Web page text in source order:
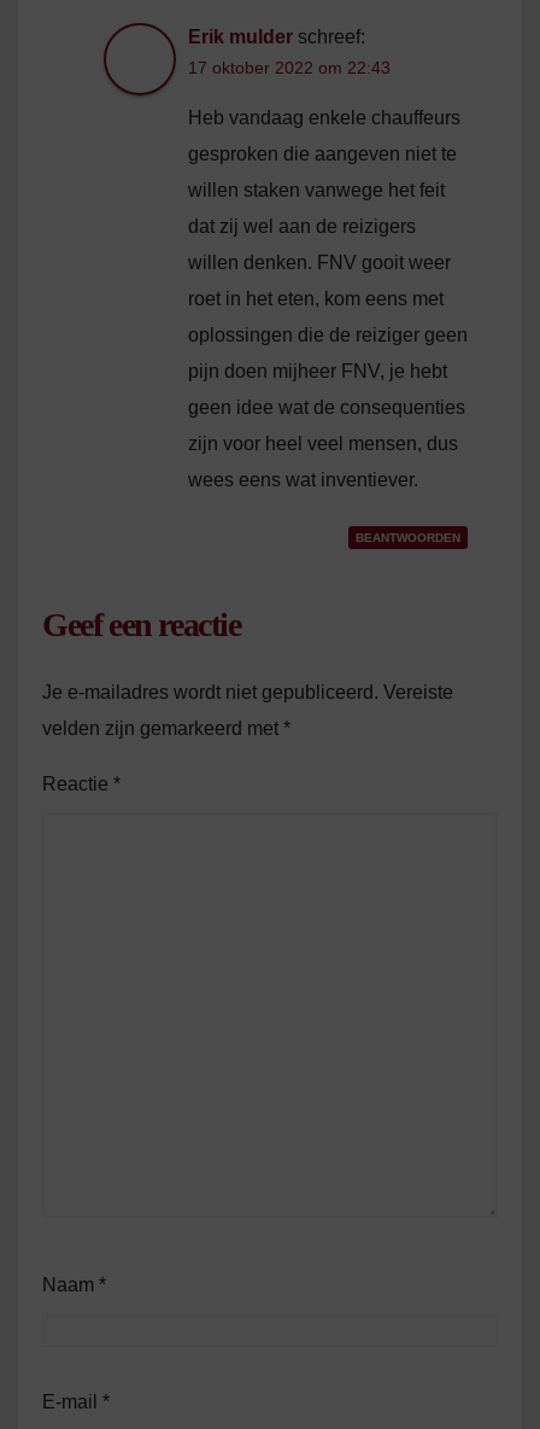
Erik mulder schreef:
17 oktober 2022 om 22:43
Heb vandaag enkele chauffeurs
gesproken die aangeven niet te
willen staken vanwege het feit
dat zij wel aan de reizigers
willen denken. FNV gooit weer
roet in het eten, kom eens met
oplossingen die de reiziger geen
pijn doen mijheer FNV, je hebt
geen idee wat de consequenties
zijn voor heel veel mensen, dus
wees eens wat inventiever.
BEANTWOORDEN
Geef een reactie
Je e-mailadres wordt niet gepubliceerd. Vereiste
velden zijn gemarkeerd met *
Reactie *
Naam *
E-mail *